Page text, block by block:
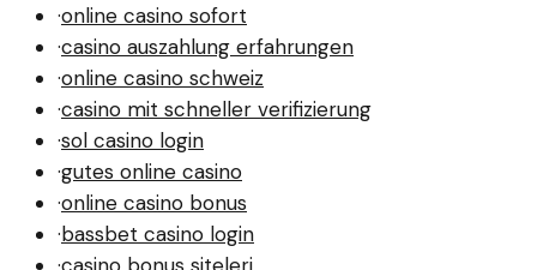
·online casino sofort
·casino auszahlung erfahrungen
·online casino schweiz
·casino mit schneller verifizierung
·sol casino login
·gutes online casino
·online casino bonus
·bassbet casino login